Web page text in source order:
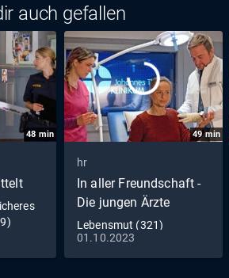
auch gefallen
48 min 49min
hr
In aller Freundschaft -
Die jungen Ärzte
Lebensmut (321)
01.10.2023